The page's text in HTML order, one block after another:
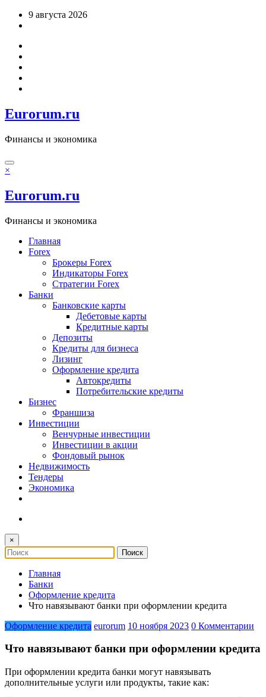
Перейти9 августа 2026
Eurorum.ru
Финансы и экономика
×
Eurorum.ru
Финансы и экономика
Главная
Forex
Брокеры Forex
Индикаторы Forex
Стратегии Forex
Банки
Банковские карты
Дебетовые карты
Кредитные карты
Депозиты
Кредиты для бизнеса
Лизинг
Оформление кредита
Автокредиты
Потребительские кредиты
Бизнес
Франшиза
Инвестиции
Венчурные инвестиции
Инвестиции в акции
Фондовый рынок
Недвижимость
Тендеры
Экономика
×
Главная
Банки
Оформление кредита
Что навязывают банки при оформлении кредита
Оформление кредита eurorum 10 ноября 2023 0 Комментарии
Что навязывают банки при оформлении кредита
При оформлении кредита банки могут навязывать
дополнительные услуги или продукты, такие как: